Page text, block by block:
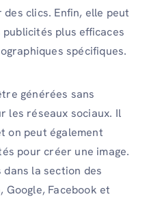
clics. Enfin, elle peut
plus efficaces
spécifiques.
générées sans
les réseaux sociaux. Il
on peut également
pour créer une image.
la section des
Facebook et